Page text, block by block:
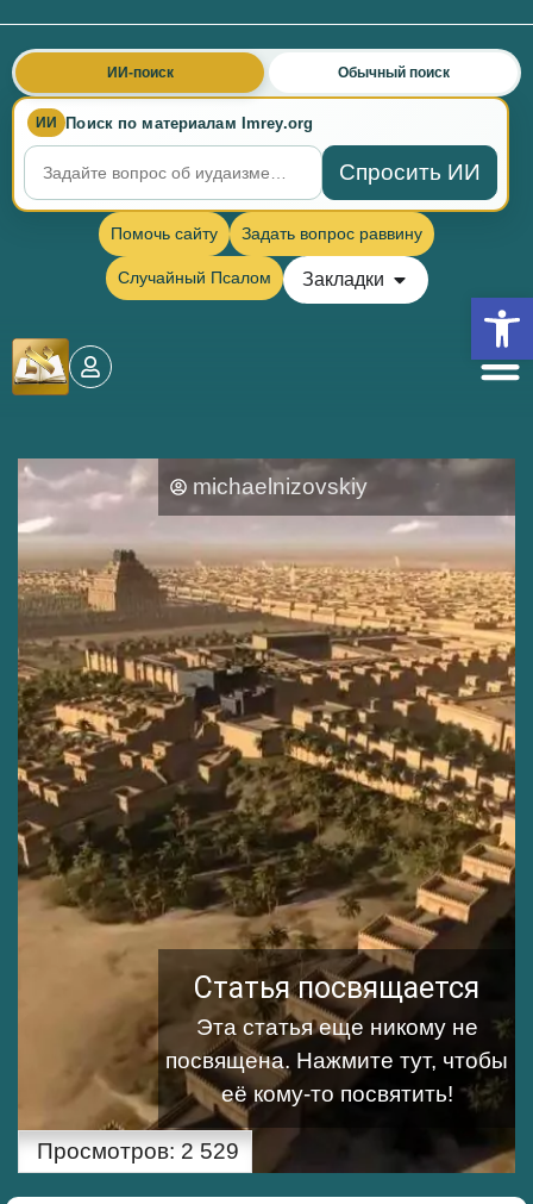
ИИ Поиск по материалам Imrey.org
Спросить ИИ
ИИ-поиск Обычный поиск
Помочь сайту Задать вопрос раввину
Случайный Псалом Закладки
michaelnizovskiy
Статья посвящается
Эта статья еще никому не
посвящена. Нажмите тут, чтобы
её кому-то посвятить!
Просмотров: 2 529